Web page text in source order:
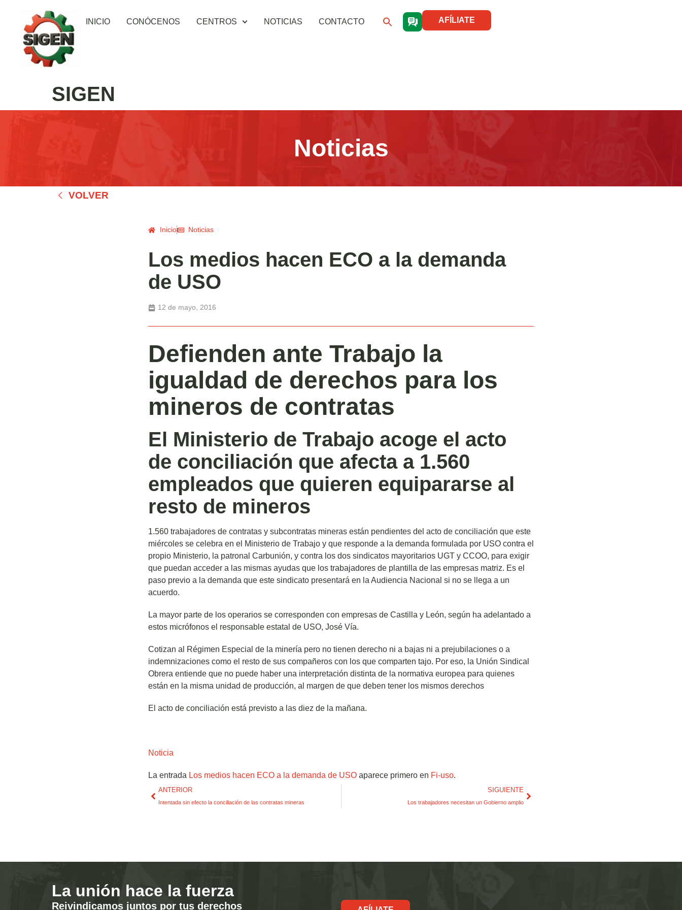
INICIO CONÓCENOS CENTROS NOTICIAS CONTACTO AFÍLIATE
SIGEN
Noticias
VOLVER
Inicio Noticias
Los medios hacen ECO a la demanda
de USO
12 de mayo, 2016
Defienden ante Trabajo la
igualdad de derechos para los
mineros de contratas
El Ministerio de Trabajo acoge el acto
de conciliación que afecta a 1.560
empleados que quieren equipararse al
resto de mineros
1.560 trabajadores de contratas y subcontratas mineras están pendientes del acto de conciliación que este
miércoles se celebra en el Ministerio de Trabajo y que responde a la demanda formulada por USO contra el
propio Ministerio, la patronal Carbunión, y contra los dos sindicatos mayoritarios UGT y CCOO, para exigir
que puedan acceder a las mismas ayudas que los trabajadores de plantilla de las empresas matriz. Es el
paso previo a la demanda que este sindicato presentará en la Audiencia Nacional si no se llega a un
acuerdo.
La mayor parte de los operarios se corresponden con empresas de Castilla y León, según ha adelantado a
estos micrófonos el responsable estatal de USO, José Vía.
Cotizan al Régimen Especial de la minería pero no tienen derecho ni a bajas ni a prejubilaciones o a
indemnizaciones como el resto de sus compañeros con los que comparten tajo. Por eso, la Unión Sindical
Obrera entiende que no puede haber una interpretación distinta de la normativa europea para quienes
están en la misma unidad de producción, al margen de que deben tener los mismos derechos
El acto de conciliación está previsto a las diez de la mañana.
Noticia
La entrada Los medios hacen ECO a la demanda de USO aparece primero en Fi-uso.
ANTERIOR
Intentada sin efecto la conciliación de las contratas mineras
SIGUIENTE
Los trabajadores necesitan un Gobierno amplio
La unión hace la fuerza
Reivindicamos juntos por tus derechos